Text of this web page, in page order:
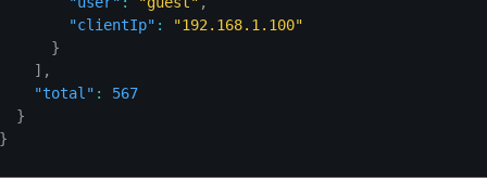
"clientIp" :
"192.168.1.100"
}
] ,
"total" :
567
}